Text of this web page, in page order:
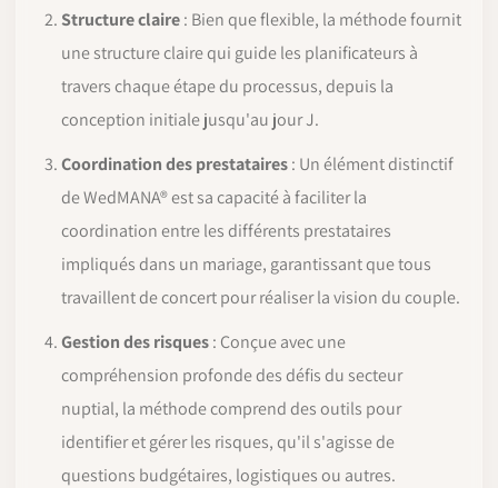
Structure claire: Bien que flexible, la méthode fournit
une structure claire qui guide les planificateurs à
travers chaque étape du processus, depuis la
conception initiale jusqu'au jour J.
Coordination des prestataires: Un élément distinctif
de WedMANA® est sa capacité à faciliter la
coordination entre les différents prestataires
impliqués dans un mariage, garantissant que tous
travaillent de concert pour réaliser la vision du couple.
Gestion des risques: Conçue avec une
compréhension profonde des défis du secteur
nuptial, la méthode comprend des outils pour
identifier et gérer les risques, qu'il s'agisse de
questions budgétaires, logistiques ou autres.